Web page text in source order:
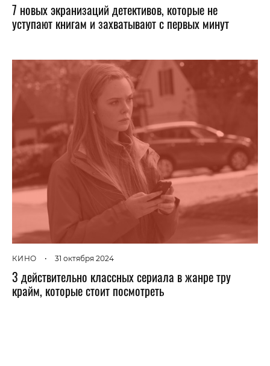
7 новых экранизаций детективов, которые не
уступают книгам и захватывают с первых минут
КИНО • 31 октября 2024
3 действительно классных сериала в жанре тру
крайм, которые стоит посмотреть